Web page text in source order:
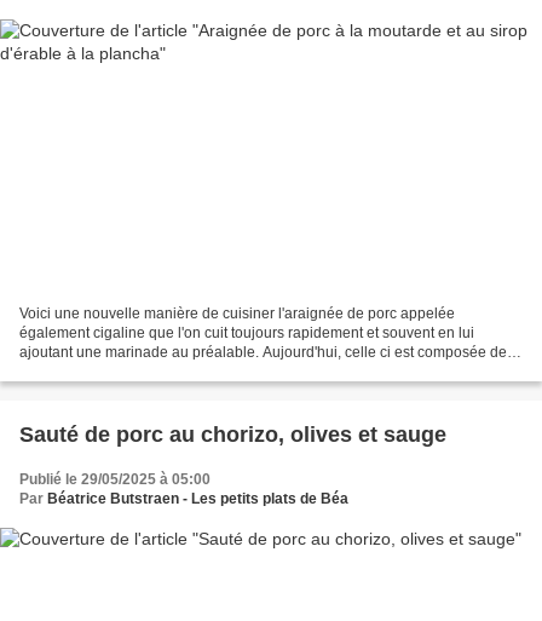
Voici une nouvelle manière de cuisiner l'araignée de porc appelée
également cigaline que l'on cuit toujours rapidement et souvent en lui
ajoutant une marinade au préalable. Aujourd'hui, celle ci est composée de
Sauté de porc au chorizo, olives et sauge
Publié le 29/05/2025 à 05:00
Par Béatrice Butstraen - Les petits plats de Béa